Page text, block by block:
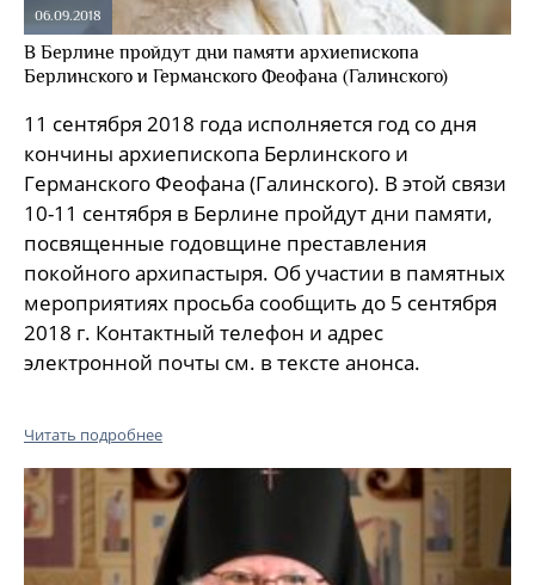
06.09.2018
В Берлине пройдут дни памяти архиепископа
Берлинского и Германского Феофана (Галинского)
11 сентября 2018 года исполняется год со дня
кончины архиепископа Берлинского и
Германского Феофана (Галинского). В этой связи
10-11 сентября в Берлине пройдут дни памяти,
посвященные годовщине преставления
покойного архипастыря. Об участии в памятных
мероприятиях просьба сообщить до 5 сентября
2018 г. Контактный телефон и адрес
электронной почты см. в тексте анонса.
Читать подробнее